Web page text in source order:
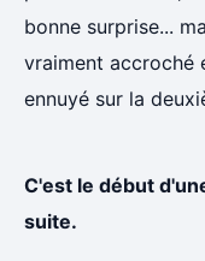
bonne surprise...
vraiment accroché
ennuyé sur la
C'est le début
suite.